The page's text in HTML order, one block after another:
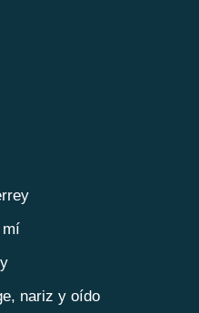
mí
nariz y oído